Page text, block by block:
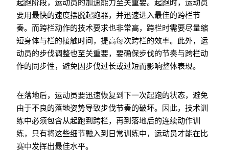
起跑阶段，运动员的加速能力至关重要。起跑时，运动员
要用最快的速度摆脱起跑器，并迅速进入最佳的跨栏节
奏。而跨栏动作的技术要求也非常高，跨栏时需要尽量缩
短身体与栏的接触时间，提高每次跨栏的效率。此外，运
动员的步伐调整也至关重要，要确保步伐的节奏与跨栏动
作的同步性，避免因步伐过长或过短而影响整体表现。
在落地后，运动员要迅速恢复到下一次起跑的状态，避免
由于不良的落地姿势导致步伐节奏的破坏。因此，技术训
练中必须包含从起跑到跨栏，再到落地后的连续动作训
练，只有将这些细节融入到日常训练中，运动员才能在比
赛中发挥出最佳水平。